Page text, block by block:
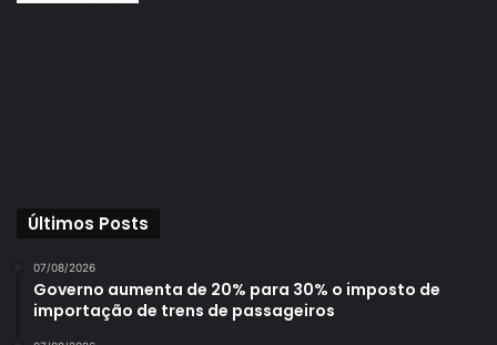
Últimos Posts
07/08/2026
Governo aumenta de 20% para 30% o imposto de
importação de trens de passageiros